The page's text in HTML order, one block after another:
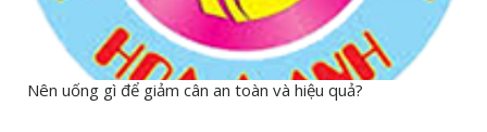
Nên uống gì để giảm cân an toàn và hiệu quả?